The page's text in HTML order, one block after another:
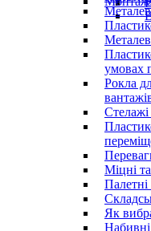
умовах
Рокла
Стелажі
Міцні
Як
Набивні